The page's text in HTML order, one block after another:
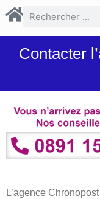
Contacter
L’agence